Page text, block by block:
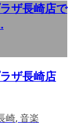
ザ長崎店で
ザ長崎店
崎, 音楽